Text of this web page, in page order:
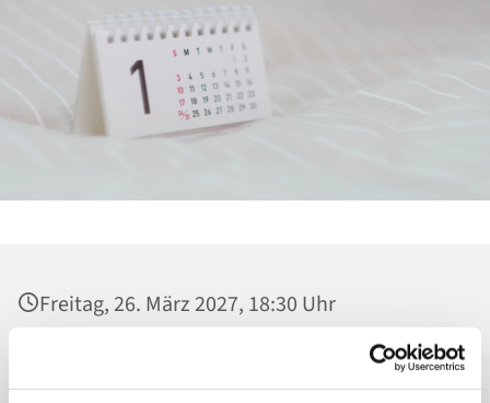
Freitag, 26. März 2027, 18:30 Uhr
Heilig Kreuz, Kirche, Malchower Weg 22-24,
13053 Berlin